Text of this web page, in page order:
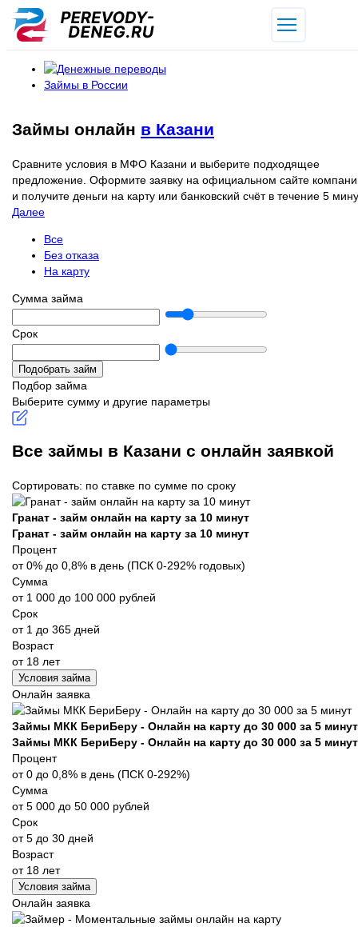
Займы в России
Займы онлайн в Казани
Сравните условия в МФО Казани и выберите подходящее
предложение. Оформите заявку на официальном сайте
и получите деньги на карту или банковский счёт в течение 5
Далее
Все
Без отказа
На карту
Сумма займа
Срок
Подобрать займ
Подбор займа
Выберите сумму и другие параметры
Все займы в Казани с онлайн заявкой
Сортировать: по ставке по сумме по сроку
Гранат - займ онлайн на карту за 10 минут
Гранат - займ онлайн на карту за 10 минут
Процент
от 0% до 0,8% в день (ПСК 0-292% годовых)
Сумма
от 1 000 до 100 000 рублей
Срок
от 1 до 365 дней
Возраст
от 18 лет
Условия займа
Онлайн заявка
Займы МКК БериБеру - Онлайн на карту до 30 000 за 5 минут
Займы МКК БериБеру - Онлайн на карту до 30 000 за 5 минут
Процент
от 0 до 0,8% в день (ПСК 0-292%)
Сумма
от 5 000 до 50 000 рублей
Срок
от 5 до 30 дней
Возраст
от 18 лет
Условия займа
Онлайн заявка